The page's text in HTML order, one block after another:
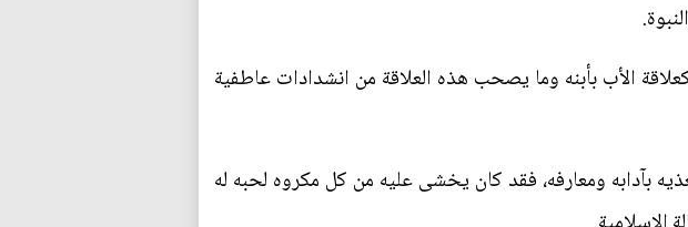
الأب بأبنه وما يصحب هذه العلاقة من انشدادات عاطفية
ومعارفه، فقد كان يخشى عليه من كل مكروه لحبه له